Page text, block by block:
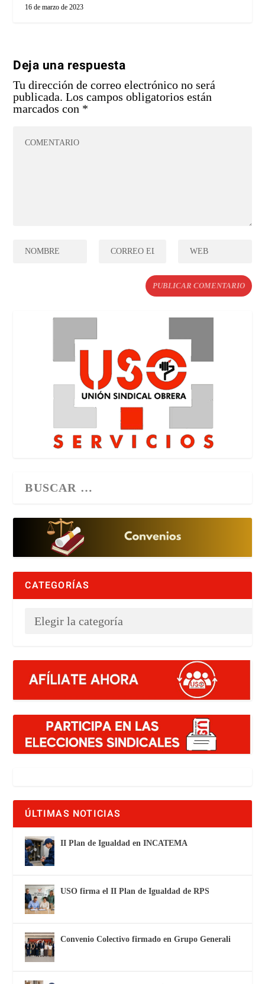
16 de marzo de 2023
Deja una respuesta
Tu dirección de correo electrónico no será
publicada. Los campos obligatorios están
marcados con *
CATEGORÍAS
ÚLTIMAS NOTICIAS
II Plan de Igualdad en INCATEMA
USO firma el II Plan de Igualdad de RPS
Convenio Colectivo firmado en Grupo Generali